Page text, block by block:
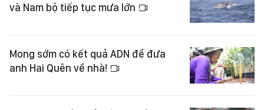
và Nam bộ tiếp tục mưa lớn
Mong sớm có kết quả ADN để đưa
anh Hai Quên về nhà!